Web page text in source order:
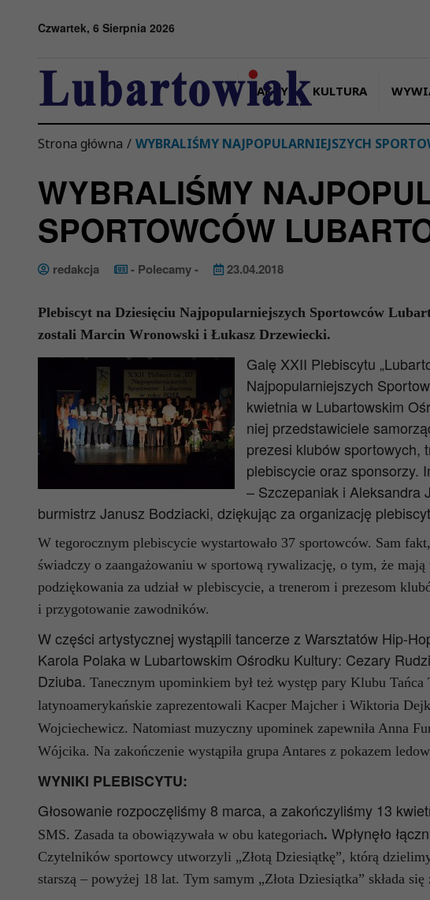
Czwartek, 6 Sierpnia 2026
FAKTY KULTURA
Strona główna / WYBRALIŚMY NAJPOPULARNIEJSZYCH
WYBRALIŚMY
SPORTOWCÓW
redakcja - Polecamy - 23.04.2018
Plebiscyt na Dziesięciu Najpopularniejszych Sportowców
zostali Marcin Wronowski i Łukasz Drzewiecki.
Galę XXII Plebiscytu
Najpopularniejszych
kwietnia w Lubartowskim
niej przedstawiciele
prezesi klubów sportowych,
plebiscycie oraz sponsorzy.
– Szczepaniak i Aleksandra
burmistrz Janusz Bodziacki, dziękując za organizację
W tegorocznym plebiscycie wystartowało 37 sportowców. Sam
świadczy o zaangażowaniu w sportową rywalizację, o tym, że
podziękowania za udział w plebiscycie, a trenerom i prezesom
i przygotowanie zawodników.
W części artystycznej wystąpili tancerze z Warsztatów Hip-
Karola Polaka w Lubartowskim Ośrodku Kultury: Cezary
Dziuba. Tanecznym upominkiem był też występ pary Klubu
latynoamerykańskie zaprezentowali Kacper Majcher i Wiktoria
Wojciechewicz. Natomiast muzyczny upominek zapewniła Anna
Wójcika. Na zakończenie wystąpiła grupa Antares z pokazem
WYNIKI PLEBISCYTU:
Głosowanie rozpoczęliśmy 8 marca, a zakończyliśmy 13
SMS. Zasada ta obowiązywała w obu kategoriach. Wpłynęło
Czytelników sportowcy utworzyli „Złotą Dziesiątkę”, którą
starszą – powyżej 18 lat. Tym samym „Złota Dziesiątka” składa